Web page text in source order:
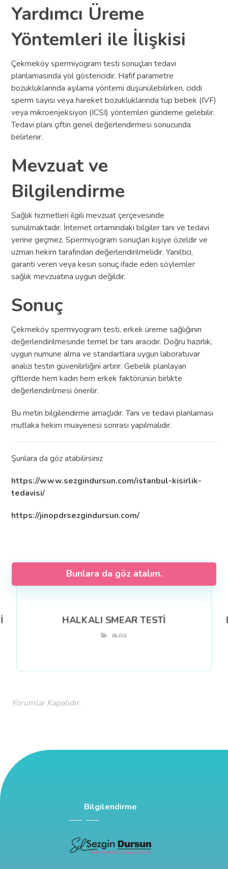
Yardımcı Üreme
Yöntemleri ile İlişkisi
Çekmeköy spermiyogram testi sonuçları tedavi
planlamasında yol göstericidir. Hafif parametre
bozukluklarında aşılama yöntemi düşünülebilirken, ciddi
sperm sayısı veya hareket bozukluklarında tüp bebek (IVF)
veya mikroenjeksiyon (ICSI) yöntemleri gündeme gelebilir.
Tedavi planı çiftin genel değerlendirmesi sonucunda
belirlenir.
Mevzuat ve
Bilgilendirme
Sağlık hizmetleri ilgili mevzuat çerçevesinde
sunulmaktadır. İnternet ortamındaki bilgiler tanı ve tedavi
yerine geçmez. Spermiyogram sonuçları kişiye özeldir ve
uzman hekim tarafından değerlendirilmelidir. Yanıltıcı,
garanti veren veya kesin sonuç ifade eden söylemler
sağlık mevzuatına uygun değildir.
Sonuç
Çekmeköy spermiyogram testi, erkek üreme sağlığının
değerlendirilmesinde temel bir tanı aracıdır. Doğru hazırlık,
uygun numune alma ve standartlara uygun laboratuvar
analizi testin güvenilirliğini artırır. Gebelik planlayan
çiftlerde hem kadın hem erkek faktörünün birlikte
değerlendirilmesi önerilir.
Bu metin bilgilendirme amaçlıdır. Tanı ve tedavi planlaması
mutlaka hekim muayenesi sonrası yapılmalıdır.
Şunlara da göz atabilirsiniz
https://www.sezgindursun.com/istanbul-kisirlik-
tedavisi/
https://jinopdrsezgindursun.com/
Bunlara da göz atalım.
HALKALI SMEAR TESTİ
BLOG
Yorumlar Kapalıdır.
Bilgilendirme